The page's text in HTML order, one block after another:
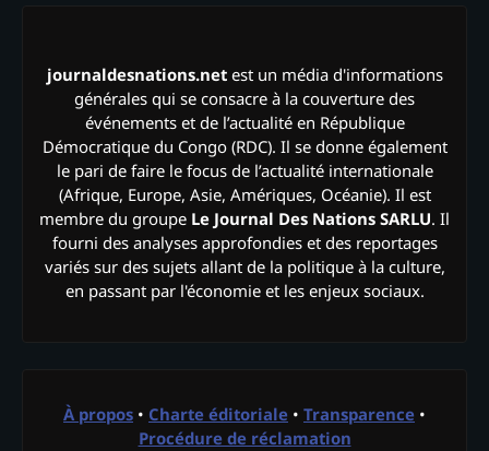
journaldesnations.netest un média d'informations
générales qui se consacre à la couverture des
événements et de l’actualité en République
Démocratique du Congo (RDC). Il se donne également
le pari de faire le focus de l’actualité internationale
(Afrique, Europe, Asie, Amériques, Océanie). Il est
membre du groupe Le Journal Des Nations SARLU. Il
fourni des analyses approfondies et des reportages
variés sur des sujets allant de la politique à la culture,
en passant par l'économie et les enjeux sociaux.
À propos • Charte éditoriale • Transparence •
Procédure de réclamation